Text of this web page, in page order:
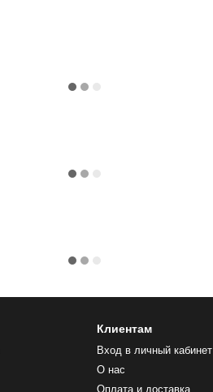
Клиентам
Вход в личный кабинет
О нас
Оплата и доставка